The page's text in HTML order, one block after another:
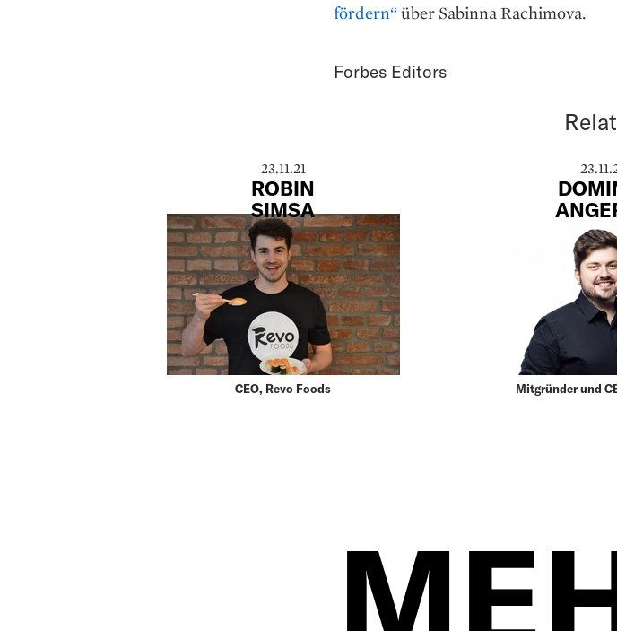
fördern“über Sabinna Rachimova.
Forbes Editors
23.11.21
ROBIN
SIMSA
CEO, Revo Foods Mitgründer und